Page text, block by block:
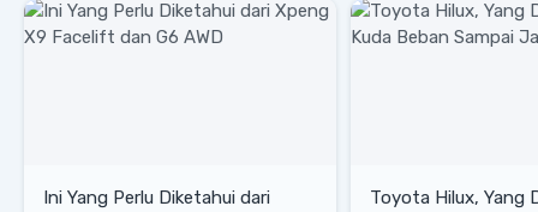
Ini Yang Perlu Diketahui dari
Toyota Hilux, Yang